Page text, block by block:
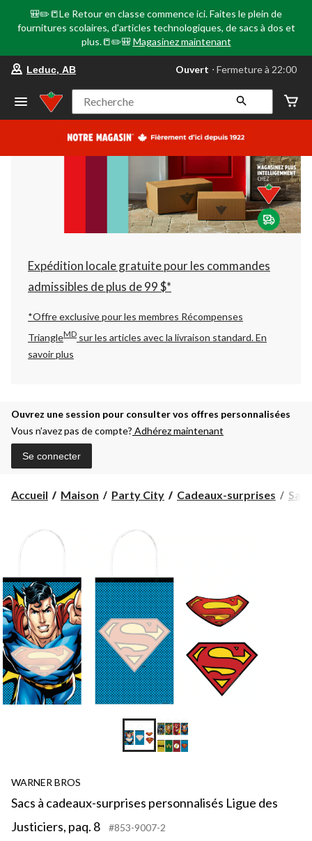
🎒✏️📒Le Retour en classe commence ici. Faites le plein de
fournitures scolaires, d'articles technologiques, de sacs à dos et
plus.📒✏️🎒 Magasinez maintenant
votre
préféré
Leduc,
AB,
courament
Fermeture
à
22:00
cliquer
pour
changer
Leduc, AB Ouvert ⋅ Fermeture à 22:00
Recherche
Expédition locale gratuite pour les commandes
admissibles de plus de 99 $*
*Offre exclusive pour les membres Récompenses
TriangleMD sur les articles avec la livraison standard.En
savoir plus
Ouvrez une session pour consulter vos offres personnalisées
Vous n’avez pas de compte? Adhérez maintenant
Se connecter
Accueil Maison Party City Cadeaux-surprises Sacs
WARNER BROS
Sacs à cadeaux-surprises personnalisés Ligue des
Justiciers, paq. 8
#853-9007-2